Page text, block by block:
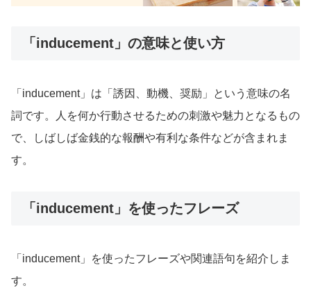
「inducement」の意味と使い方
「inducement」は「誘因、動機、奨励」という意味の名
詞です。人を何か行動させるための刺激や魅力となるもの
で、しばしば金銭的な報酬や有利な条件などが含まれま
す。
「inducement」を使ったフレーズ
「inducement」を使ったフレーズや関連語句を紹介しま
す。